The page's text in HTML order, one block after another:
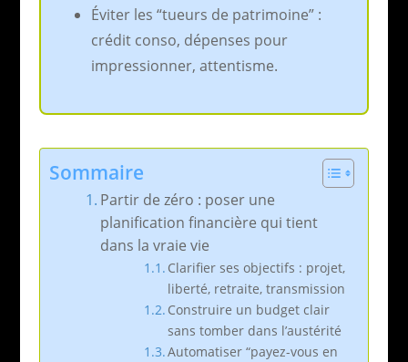
Éviter les “tueurs de patrimoine” :
crédit conso, dépenses pour
impressionner, attentisme.
Sommaire
Partir de zéro : poser une
planification financière qui tient
dans la vraie vie
Clarifier ses objectifs : projet,
liberté, retraite, transmission
Construire un budget clair
sans tomber dans l’austérité
Automatiser “payez-vous en